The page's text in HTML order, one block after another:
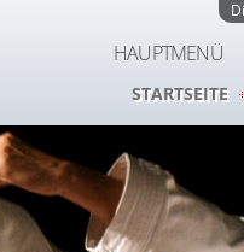
HAUPTMENÜ
STARTSEITE